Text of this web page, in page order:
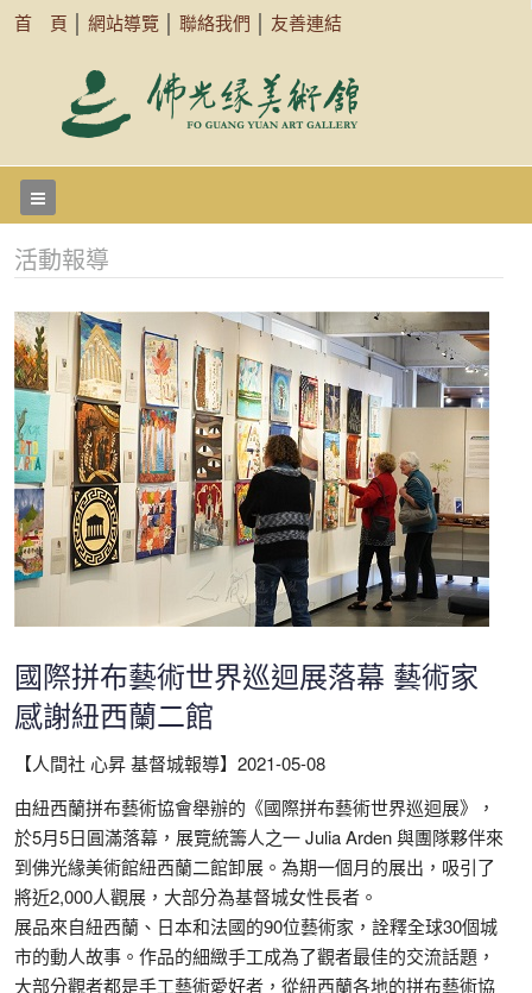
首 頁 網站導覽 聯絡我們 友善連結
活動報導
國際拼布藝術世界巡迴展落幕 藝術家
感謝紐西蘭二館
【人間社 心昇 基督城報導】 2021-05-08
由紐西蘭拼布藝術協會舉辦的《國際拼布藝術世界巡迴展》，
於5月5日圓滿落幕，展覽統籌人之一 Julia Arden 與團隊夥伴來
到佛光緣美術館紐西蘭二館卸展。為期一個月的展出，吸引了
將近2,000人觀展，大部分為基督城女性長者。
展品來自紐西蘭、日本和法國的90位藝術家，詮釋全球30個城
市的動人故事。作品的細緻手工成為了觀者最佳的交流話題，
大部分觀者都是手工藝術愛好者，從紐西蘭各地的拼布藝術協